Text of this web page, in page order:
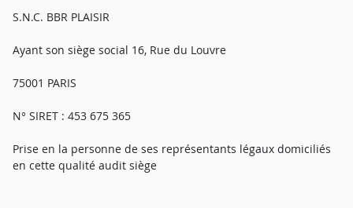
S.N.C. BBR PLAISIR
Ayant son siège social 16, Rue du Louvre
75001 PARIS
N° SIRET : 453 675 365
Prise en la personne de ses représentants légaux domiciliés
en cette qualité audit siège